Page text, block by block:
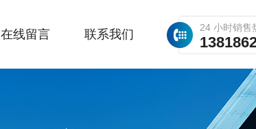
24 小时销售
在线留言 联系我们